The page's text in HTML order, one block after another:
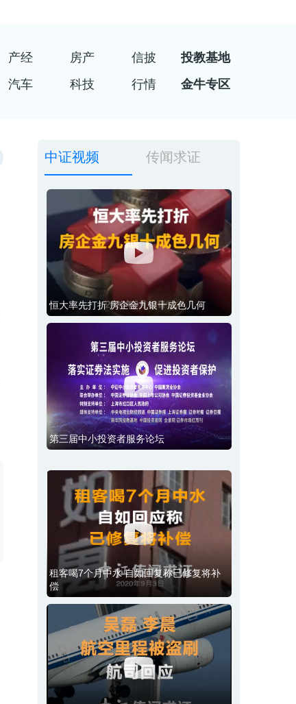
产经 房产 信披
投教基地
汽车 科技 行情 金牛专区
中证视频 传闻求证
恒大率先打折 房企金九银十成色几何
第三届中小投资者服务论坛
租客喝7个月中水 自如回复称已修复将补
偿